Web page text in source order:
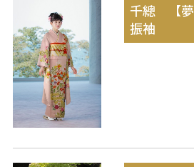
千總 【
振袖